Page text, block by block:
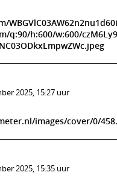
q:90/h:600/w:600/
2025, 15:27 uur
images/cover/0/
2025, 15:35 uur